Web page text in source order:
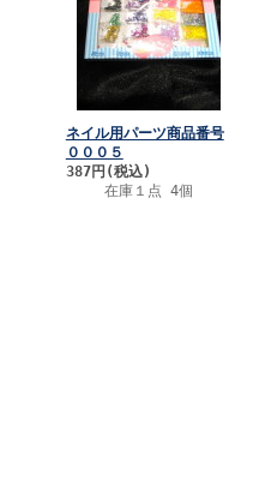
ネイル用パーツ商品番号
０００５
387円 (税込)
在庫１点 4個